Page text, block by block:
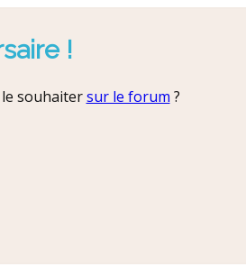
!
souhaitersur le forum ?